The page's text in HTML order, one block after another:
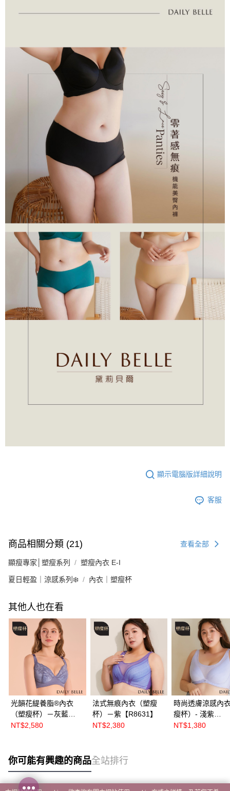
顯示電腦版詳細說明
客服
商品相關分類 (21) 查看全部
顯瘦專家│塑瘦系列 塑瘦內衣 E-I
夏日輕盈｜涼感系列❄️ 內衣｜塑瘦杯
其他人也在看
光韻花緹養脂®內衣
（塑瘦杯）－灰藍
【R86522】
NT$2,580
法式無痕內衣（塑瘦
杯）－紫【R8631】
NT$2,380
時尚透膚涼感內
瘦杯）- 淺紫
【R8609】
NT$1,380
你可能有興趣的商品全站排行